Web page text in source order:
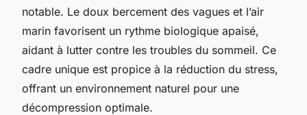
notable. Le doux bercement des vagues et l’air
marin favorisent un rythme biologique apaisé,
aidant à lutter contre les troubles du sommeil. Ce
cadre unique est propice à la réduction du stress,
offrant un environnement naturel pour une
décompression optimale.